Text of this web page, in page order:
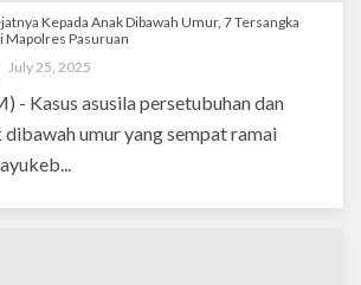
Kepada Anak Dibawah Umur, 7 Tersangka
Mapolres Pasuruan
July 25, 2025
- Kasus asusila persetubuhan dan
dibawah umur yang sempat ramai